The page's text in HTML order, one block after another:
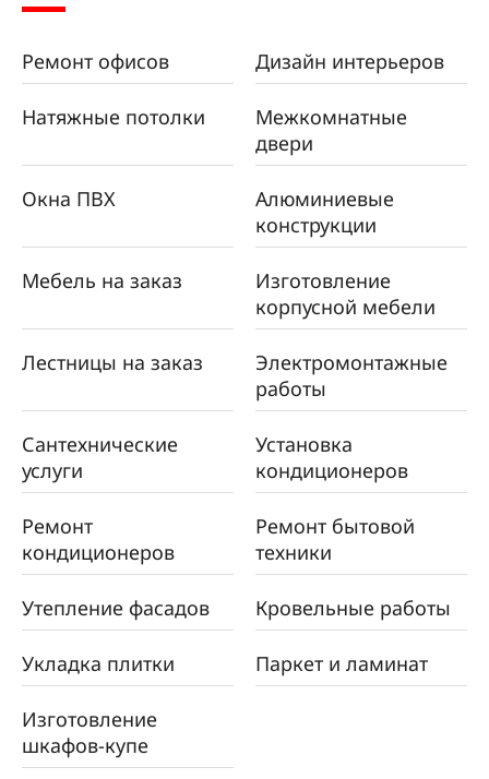
Ремонт офисов Дизайн интерьеров
Натяжные потолки
Межкомнатные
двери
Окна ПВХ
Алюминиевые
конструкции
Мебель на заказ
Изготовление
корпусной мебели
Лестницы на заказ
Электромонтажные
работы
Сантехнические
услуги
Установка
кондиционеров
Ремонт
кондиционеров
Ремонт бытовой
техники
Утепление фасадов Кровельные работы
Укладка плитки Паркет и ламинат
Изготовление
шкафов-купе